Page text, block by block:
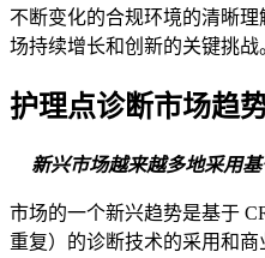
不断变化的合规环境的清晰
场持续增长和创新的关键挑战
护理点诊断市场趋
新兴市场越来越多地采用
市场的一个新兴趋势是基于
重复）的诊断技术的采用和